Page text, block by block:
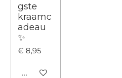
gste
kraamc
adeau
✨
€ 8,95
In winkelwagen